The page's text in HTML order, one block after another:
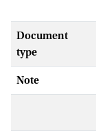
Document
type
Note